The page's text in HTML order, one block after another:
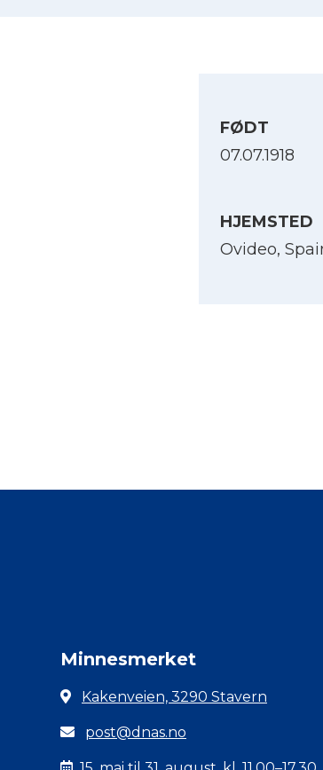
FØDT
07.07.1918
HJEMSTED
Ovideo,
Minnesmerket
Kakenveien, 3290 Stavern
post@dnas.no